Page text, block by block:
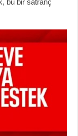
bu bir satranç